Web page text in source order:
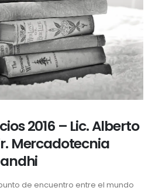
2016 – Lic. Alberto
Mercadotecnia
de encuentro entre el mundo